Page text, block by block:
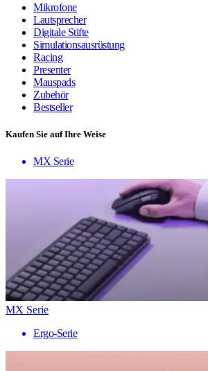
Mikrofone
Lautsprecher
Digitale Stifte
Simulationsausrüstung
Racing
Presenter
Mauspads
Zubehör
Bestseller
Kaufen Sie auf Ihre Weise
MX Serie
MX Serie
Ergo-Serie